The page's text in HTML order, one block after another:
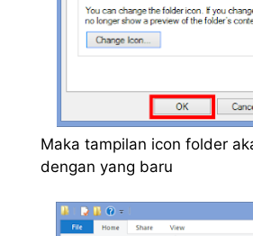
Maka tampilan icon folder
dengan yang baru